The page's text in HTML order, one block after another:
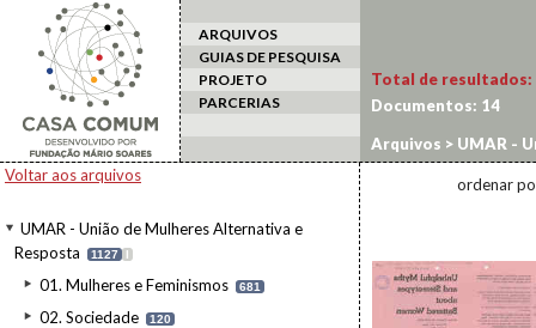
ARQUIVOS
GUIAS DE PESQUISA
PROJETO
PARCERIAS
Voltar aos arquivos
UMAR - União de Mulheres Alternativa e
Resposta
1127 I
01. Mulheres e Feminismos 681
02. Sociedade 120
Total de resultados:
Documentos: 14
Arquivos > UMAR -
Violência de Género
ordenar